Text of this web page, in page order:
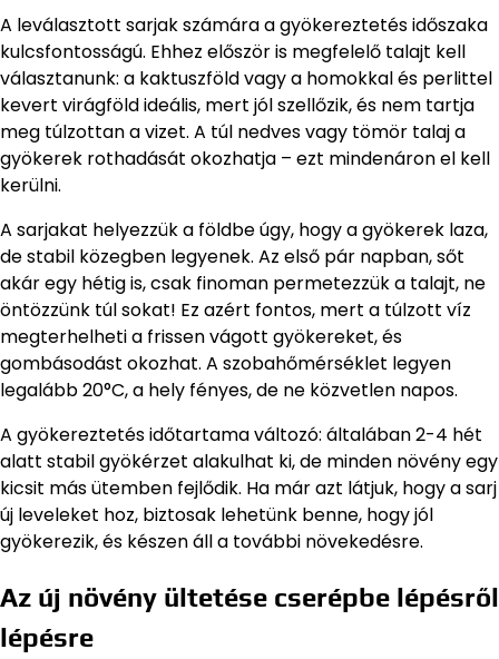
A leválasztott sarjak számára a gyökereztetés időszaka
kulcsfontosságú. Ehhez először is megfelelő talajt kell
választanunk: a kaktuszföld vagy a homokkal és perlittel
kevert virágföld ideális, mert jól szellőzik, és nem tartja
meg túlzottan a vizet. A túl nedves vagy tömör talaj a
gyökerek rothadását okozhatja – ezt mindenáron el kell
kerülni.
A sarjakat helyezzük a földbe úgy, hogy a gyökerek laza,
de stabil közegben legyenek. Az első pár napban, sőt
akár egy hétig is, csak finoman permetezzük a talajt, ne
öntözzünk túl sokat! Ez azért fontos, mert a túlzott víz
megterhelheti a frissen vágott gyökereket, és
gombásodást okozhat. A szobahőmérséklet legyen
legalább 20°C, a hely fényes, de ne közvetlen napos.
A gyökereztetés időtartama változó: általában 2-4 hét
alatt stabil gyökérzet alakulhat ki, de minden növény egy
kicsit más ütemben fejlődik. Ha már azt látjuk, hogy a sarj
új leveleket hoz, biztosak lehetünk benne, hogy jól
gyökerezik, és készen áll a további növekedésre.
Az új növény ültetése cserépbe lépésről
lépésre